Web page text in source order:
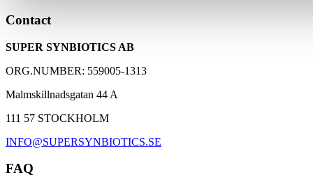
4 grammaa gluteenittomia ravintokuituja
Contact
SUPER SYNBIOTICS AB
ORG.NUMBER: 559005-1313
Malmskillnadsgatan 44 A
111 57 STOCKHOLM
INFO@SUPERSYNBIOTICS.SE
FAQ